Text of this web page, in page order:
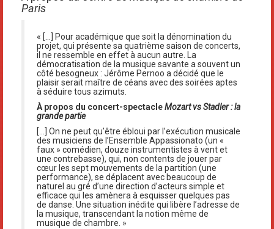
Paris
« […] Pour académique que soit la dénomination du
projet, qui présente sa quatrième saison de concerts,
il ne ressemble en effet à aucun autre. La
démocratisation de la musique savante a souvent un
côté besogneux : Jérôme Pernoo a décidé que le
plaisir serait maître de céans avec des soirées aptes
à séduire tous azimuts.
À propos du concert-spectacleMozart vs Stadler : la
grande partie
[…] On ne peut qu’être ébloui par l’exécution musicale
des musiciens de l’Ensemble Appassionato (un «
faux » comédien, douze instrumentistes à vent et
une contrebasse), qui, non contents de jouer par
cœur les sept mouvements de la partition (une
performance), se déplacent avec beaucoup de
naturel au gré d’une direction d’acteurs simple et
efficace qui les amènera à esquisser quelques pas
de danse. Une situation inédite qui libère l’adresse de
la musique, transcendant la notion même de
musique de chambre. »